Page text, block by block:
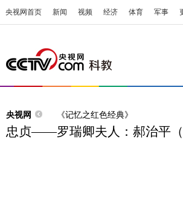
央视网首页 新闻 视频 经济 体育 军事
央视网 《记忆之红色经典》
忠贞——罗瑞卿夫人：郝治平（